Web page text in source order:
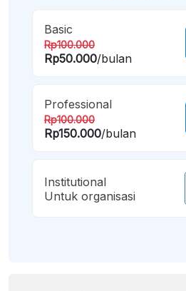
Basic
Rp100.000
Rp50.000/bulan
Professional
Rp100.000
Rp150.000/bulan
Institutional
Untuk organisasi